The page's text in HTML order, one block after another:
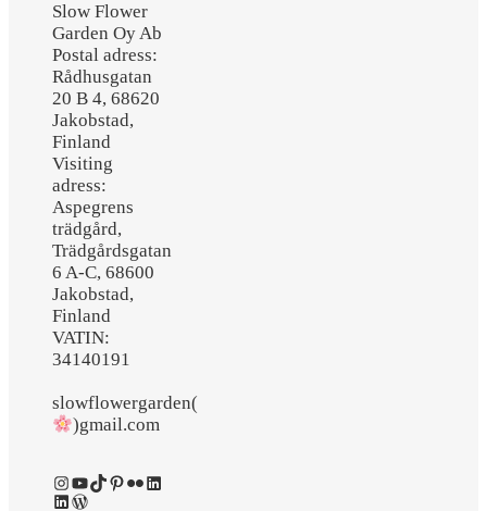
Slow Flower
Garden Oy Ab
Postal adress:
Rådhusgatan
20 B 4, 68620
Jakobstad,
Finland
Visiting
adress:
Aspegrens
trädgård,
Trädgårdsgatan
6 A-C, 68600
Jakobstad,
Finland
VATIN:
34140191
slowflowergarden(
)gmail.com
Instagram
YouTube
TikTok
Pinterest
FlickrLinkedIn
LinkedIn
WordPress